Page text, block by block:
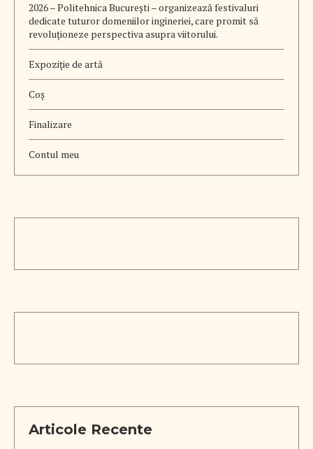
2026 – Politehnica București – organizează festivaluri
dedicate tuturor domeniilor ingineriei, care promit să
revoluționeze perspectiva asupra viitorului.
Expoziție de artă
Coș
Finalizare
Contul meu
Articole Recente